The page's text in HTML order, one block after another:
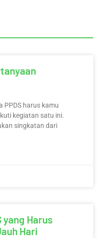
PPDS harus kamu
kegiatan satu ini.
singkatan dari
yang Harus
Hari